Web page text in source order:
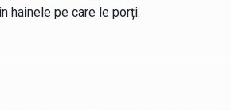
hainele pe care le porți.